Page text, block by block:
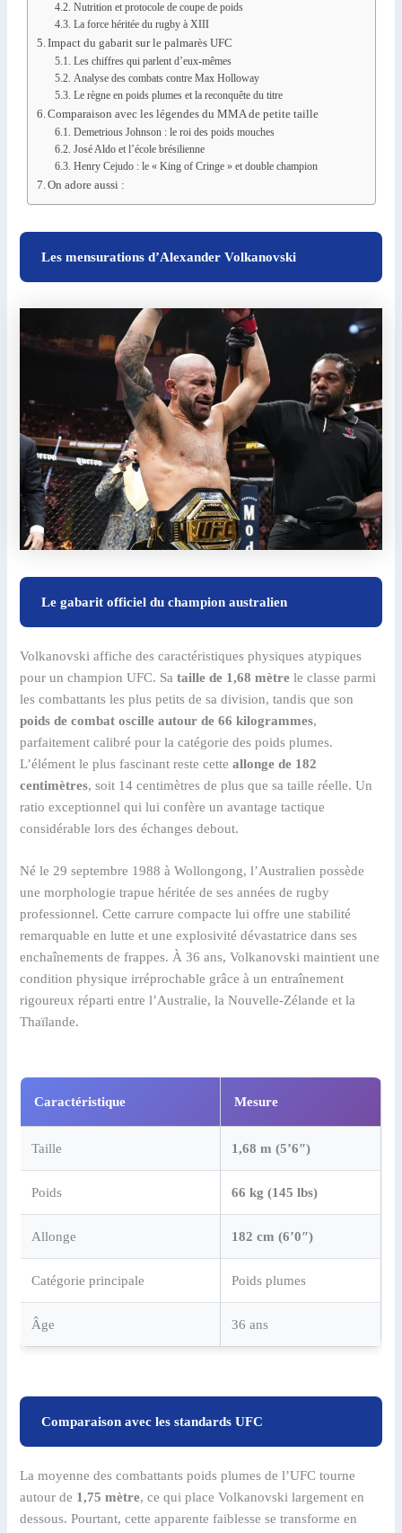
Nutrition et protocole de coupe de poids
La force héritée du rugby à XIII
Impact du gabarit sur le palmarès UFC
Les chiffres qui parlent d’eux-mêmes
Analyse des combats contre Max Holloway
Le règne en poids plumes et la reconquête du titre
Comparaison avec les légendes du MMA de petite taille
Demetrious Johnson : le roi des poids mouches
José Aldo et l’école brésilienne
Henry Cejudo : le « King of Cringe » et double champion
On adore aussi :
Les mensurations d’Alexander Volkanovski
Le gabarit officiel du champion australien
Volkanovski affiche des caractéristiques physiques atypiques
pour un champion UFC. Sataille de 1,68 mètre le classe parmi
les combattants les plus petits de sa division, tandis que son
poids de combat oscille autour de 66 kilogrammes,
parfaitement calibré pour la catégorie des poids plumes.
L’élément le plus fascinant reste cetteallonge de 182
centimètres, soit 14 centimètres de plus que sa taille réelle. Un
ratio exceptionnel qui lui confère un avantage tactique
considérable lors des échanges debout.
Né le 29 septembre 1988 à Wollongong, l’Australien possède
une morphologie trapue héritée de ses années de rugby
professionnel. Cette carrure compacte lui offre une stabilité
remarquable en lutte et une explosivité dévastatrice dans ses
enchaînements de frappes. À 36 ans, Volkanovski maintient une
condition physique irréprochable grâce à un entraînement
rigoureux réparti entre l’Australie, la Nouvelle-Zélande et la
Thaïlande.
Caractéristique Mesure
Taille 1,68 m (5’6″)
Poids 66 kg (145 lbs)
Allonge 182 cm (6’0″)
Catégorie principale Poids plumes
Âge 36 ans
Comparaison avec les standards UFC
La moyenne des combattants poids plumes de l’UFC tourne
autour de 1,75 mètre, ce qui place Volkanovski largement en
dessous. Pourtant, cette apparente faiblesse se transforme en